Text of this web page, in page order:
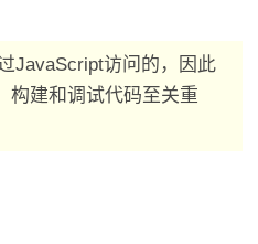
JavaScript访问的，因此
构建和调试代码至关重